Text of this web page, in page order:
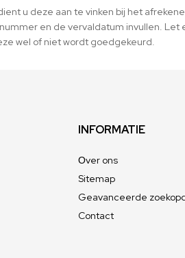
u deze aan te vinken bij het
en de vervaldatum invullen.
wel of niet wordt goedgekeurd.
INFORMATIE
Оver ons
Sitemap
Geavanceerde
Contact